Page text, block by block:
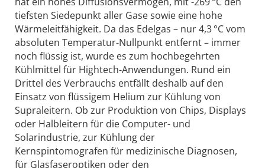
tiefsten Siedepunkt aller Gase sowie eine hohe
Wärmeleitfähigkeit. Da das Edelgas – nur 4,3 °C vom
absoluten Temperatur-Nullpunkt entfernt – immer
noch flüssig ist, wurde es zum hochbegehrten
Kühlmittel für Hightech-Anwendungen. Rund ein
Drittel des Verbrauchs entfällt deshalb auf den
Einsatz von flüssigem Helium zur Kühlung von
Supraleitern. Ob zur Produktion von Chips, Displays
oder Halbleitern für die Computer- und
Solarindustrie, zur Kühlung der
Kernspintomografen für medizinische Diagnosen,
für Glasfaseroptiken oder den